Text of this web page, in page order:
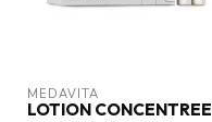
MEDAVITA
LOTION CONCENTREE